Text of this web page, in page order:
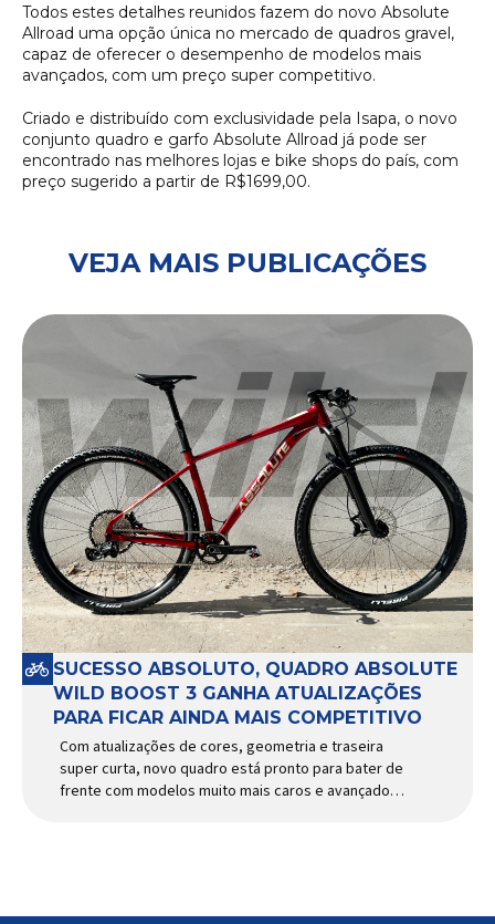
Todos estes detalhes reunidos fazem do novo Absolute
Allroad uma opção única no mercado de quadros gravel,
capaz de oferecer o desempenho de modelos mais
avançados, com um preço super competitivo.
Criado e distribuído com exclusividade pela Isapa, o novo
conjunto quadro e garfo Absolute Allroad já pode ser
encontrado nas melhores lojas e bike shops do país, com
preço sugerido a partir de R$1699,00.
VEJA MAIS PUBLICAÇÕES
SUCESSO ABSOLUTO, QUADRO ABSOLUTE
WILD BOOST 3 GANHA ATUALIZAÇÕES
PARA FICAR AINDA MAIS COMPETITIVO
Com atualizações de cores, geometria e traseira
super curta, novo quadro está pronto para bater de
frente com modelos muito mais caros e avançados